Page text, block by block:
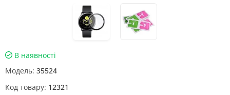
В наявності
Модель: 35524
Код товару: 12321